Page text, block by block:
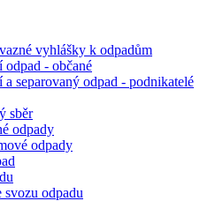
vyhlášky k odpadům
- občané
separovaný odpad - podnikatelé
sběr
odpady
odpady
svozu odpadu